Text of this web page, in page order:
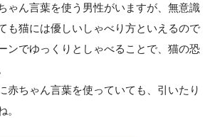
ゃん言葉を使う男性がいますが、無意識
も猫には優しいしゃべり方といえるので
ンでゆっくりとしゃべることで、猫の恐
赤ちゃん言葉を使っていても、引いたり
。